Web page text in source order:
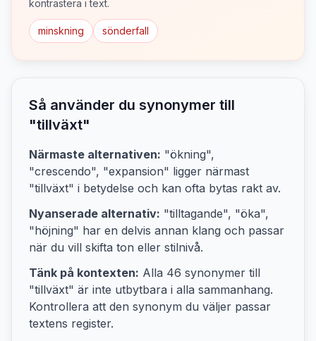
kontrastera i text.
minskning sönderfall
Så använder du synonymer till
"tillväxt"
Närmaste alternativen: "ökning",
"crescendo", "expansion" ligger närmast
"tillväxt" i betydelse och kan ofta bytas rakt av.
Nyanserade alternativ: "tilltagande", "öka",
"höjning" har en delvis annan klang och passar
när du vill skifta ton eller stilnivå.
Tänk på kontexten: Alla 46 synonymer till
"tillväxt" är inte utbytbara i alla sammanhang.
Kontrollera att den synonym du väljer passar
textens register.